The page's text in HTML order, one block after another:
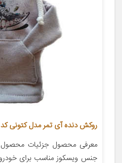
روکش دنده آی تمر مدل کتونی کد 308